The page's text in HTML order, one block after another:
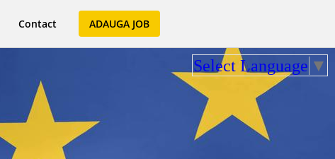
Contact ADAUGA JOB
Select Language ▼